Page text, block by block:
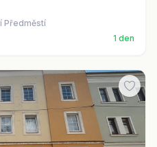
Předměstí
1 den